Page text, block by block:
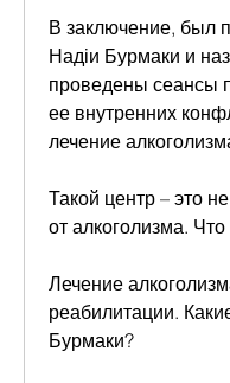
В заключение, был
Надіи Бурмаки и
проведены сеансы
ее внутренних
лечение
Такой центр – это
от алкоголизма.
Лечение
реабилитации.
Бурмаки?